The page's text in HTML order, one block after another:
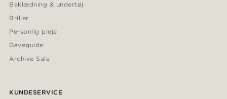
Beklædning & undertøj
Briller
Personlig pleje
Gaveguide
Archive Sale
KUNDESERVICE